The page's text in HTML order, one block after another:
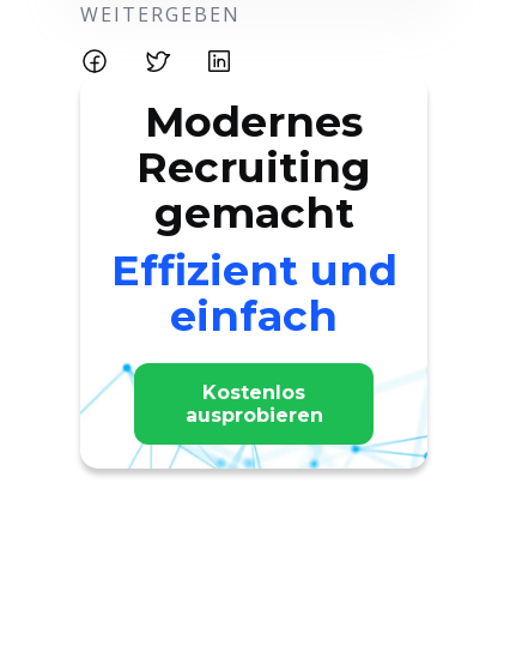
WEITERGEBEN
Modernes
Recruiting
gemacht
Effizient und
einfach
Kostenlos
ausprobieren